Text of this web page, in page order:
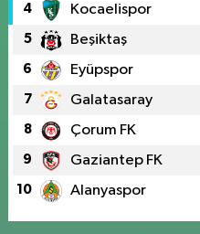
4 Kocaelispor
5 Beşiktaş
6 Eyüpspor
7 Galatasaray
8 Çorum FK
9 Gaziantep FK
10 Alanyaspor